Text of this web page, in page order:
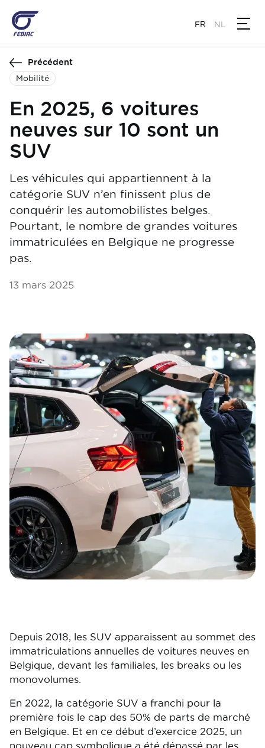
contenu
principal
FR NL
Précédent
Mobilité
En 2025, 6 voitures
neuves sur 10 sont un
SUV
Les véhicules qui appartiennent à la
catégorie SUV n’en finissent plus de
conquérir les automobilistes belges.
Pourtant, le nombre de grandes voitures
immatriculées en Belgique ne progresse
pas.
13 mars 2025
Depuis 2018, les SUV apparaissent au sommet des
immatriculations annuelles de voitures neuves en
Belgique, devant les familiales, les breaks ou les
monovolumes.
En 2022, la catégorie SUV a franchi pour la
première fois le cap des 50% de parts de marché
en Belgique. Et en ce début d’exercice 2025, un
nouveau cap symbolique a été dépassé par les